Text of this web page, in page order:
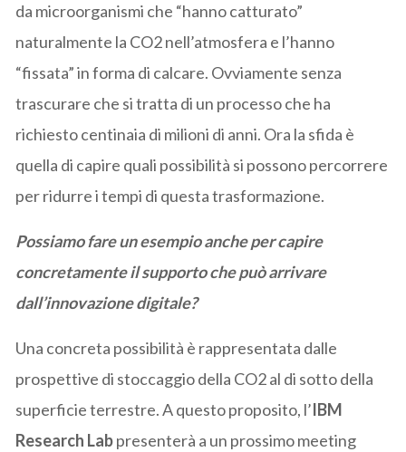
da microorganismi che “hanno catturato”
naturalmente la CO2 nell’atmosfera e l’hanno
“fissata” in forma di calcare. Ovviamente senza
trascurare che si tratta di un processo che ha
richiesto centinaia di milioni di anni. Ora la sfida è
quella di capire quali possibilità si possono percorrere
per ridurre i tempi di questa trasformazione.
Possiamo fare un esempio anche per capire
concretamente il supporto che può arrivare
dall’innovazione digitale?
Una concreta possibilità è rappresentata dalle
prospettive di stoccaggio della CO2 al di sotto della
superficie terrestre. A questo proposito, l’IBM
Research Labpresenterà a un prossimo meeting